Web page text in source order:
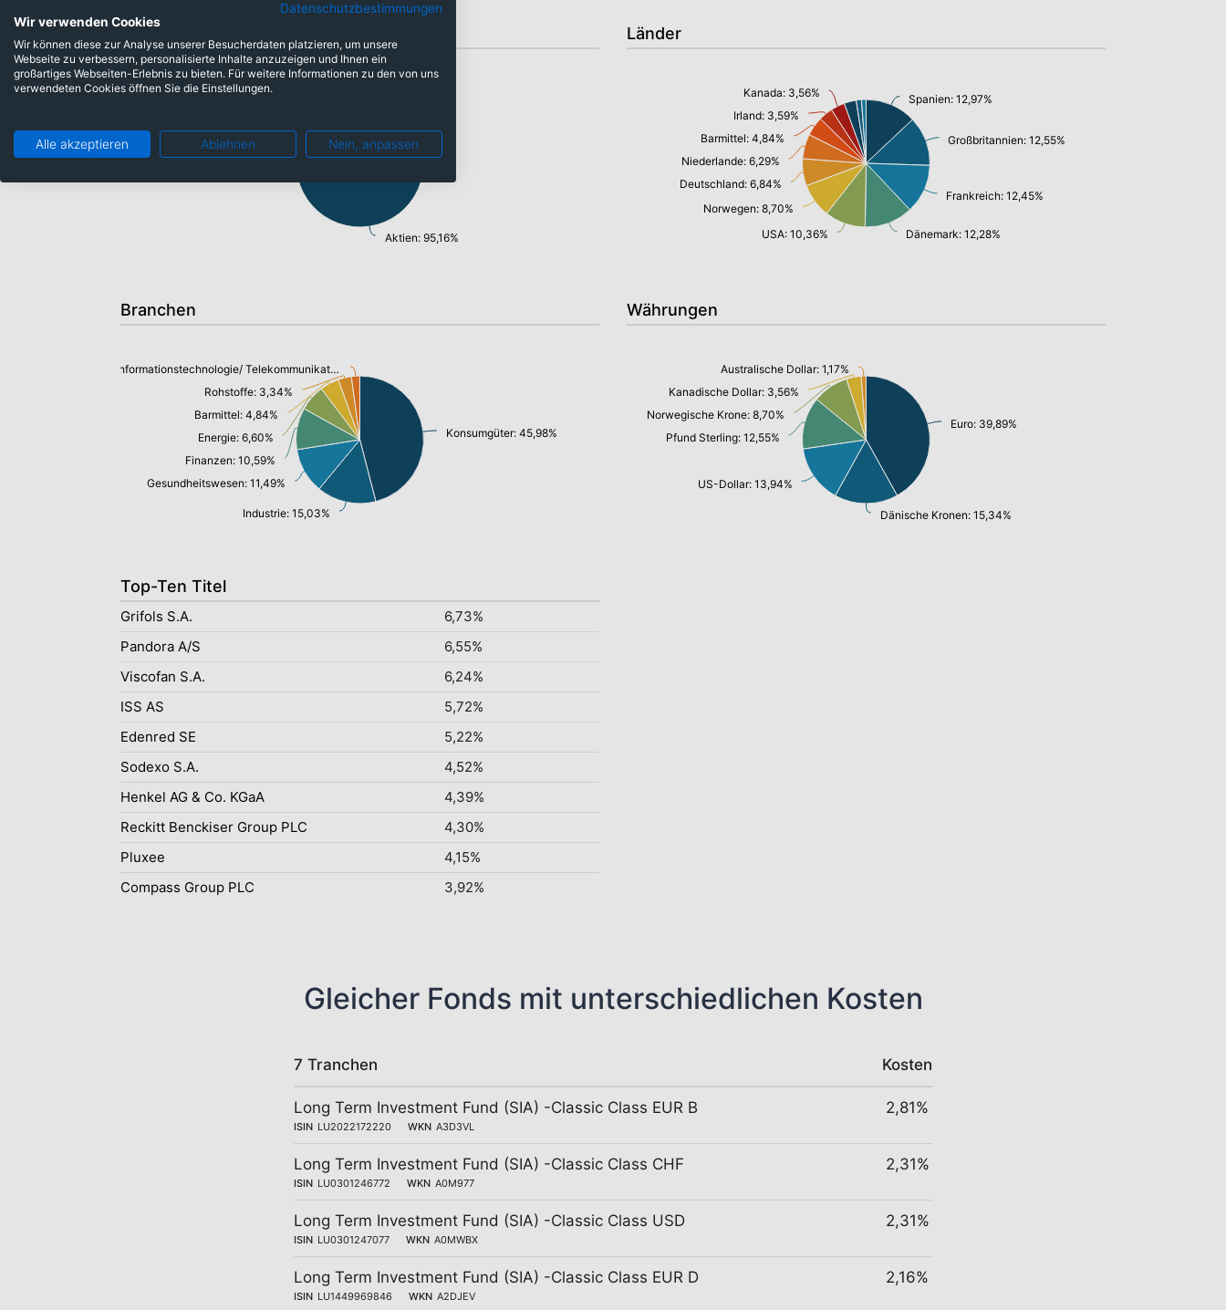
Anlageklassen
Aktien: 95,16%
Barmittel: 4,84%
Länder
Spanien: 12,97%
Großbritannien: 12,55%
Frankreich: 12,45%
Dänemark: 12,28%
USA: 10,36%
Norwegen: 8,70%
Deutschland: 6,84%
Niederlande: 6,29%
Barmittel: 4,84%
Irland: 3,59%
Kanada: 3,56%
Branchen
Konsumgüter: 45,98%
Industrie: 15,03%
Gesundheitswesen: 11,49%
Finanzen: 10,59%
Energie: 6,60%
Barmittel: 4,84%
Rohstoffe: 3,34%
Informationstechnologie/ Telekommunikation: 2,13%
Währungen
Euro: 39,89%
Dänische Kronen: 15,34%
US-Dollar: 13,94%
Pfund Sterling: 12,55%
Norwegische Krone: 8,70%
Kanadische Dollar: 3,56%
Australische Dollar: 1,17%
Top-Ten Titel
Grifols S.A.
6,73%
Pandora A/S
6,55%
Viscofan S.A.
6,24%
ISS AS
5,72%
Edenred SE
5,22%
Sodexo S.A.
4,52%
Henkel AG & Co. KGaA
4,39%
Reckitt Benckiser Group PLC
4,30%
Pluxee
4,15%
Compass Group PLC
3,92%
Gleicher Fonds mit unterschiedlichen Kosten
7 Tranchen Kosten
Long Term Investment Fund (SIA) -Classic Class EUR B
ISIN LU2022172220 WKN A3D3VL
2,81%
Long Term Investment Fund (SIA) -Classic Class CHF
ISIN LU0301246772 WKN A0M977
2,31%
Long Term Investment Fund (SIA) -Classic Class USD
ISIN LU0301247077 WKN A0MWBX
2,31%
Long Term Investment Fund (SIA) -Classic Class EUR D
ISIN LU1449969846 WKN A2DJEV
2,16%
Datenschutzbestimmungen
Wir verwenden Cookies
Wir können diese zur Analyse unserer Besucherdaten platzieren, um unsere
Webseite zu verbessern, personalisierte Inhalte anzuzeigen und Ihnen ein
großartiges Webseiten-Erlebnis zu bieten. Für weitere Informationen zu den von uns
verwendeten Cookies öffnen Sie die Einstellungen.
Alle akzeptieren Ablehnen Nein, anpassen